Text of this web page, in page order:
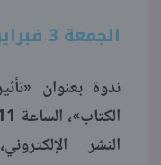
الجمعة 3 فبراير
ندوة بعنوان
النشر